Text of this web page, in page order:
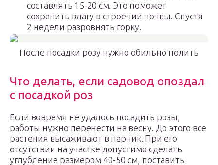
составлять 15-20 см. Это поможет
сохранить влагу в строении почвы. Спустя
2 недели разровнять горку.
После посадки розу нужно обильно полить
Что делать, если садовод опоздал
с посадкой роз
Если вовремя не удалось посадить розы,
работы нужно перенести на весну. До этого все
растения высаживают в парник. При его
отсутствии на участке допустимо сделать
углубление размером 40-50 см, поставить